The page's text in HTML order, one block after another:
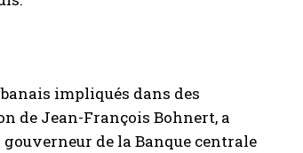
impliqués dans des
de Jean-François Bohnert, a
de la Banque centrale